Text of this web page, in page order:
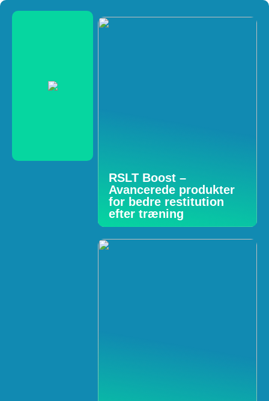
RSLT Boost –
Avancerede produkter
for bedre restitution
efter træning